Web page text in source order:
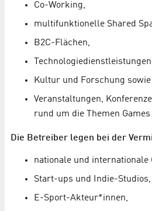
Co-Working,
multifunktionelle Shared
B2C-Flächen,
Kultur und Forschung sowie
Veranstaltungen,
rund um die Themen
Die Betreiber legen bei der
nationale und internationale
Start-ups und Indie-Studios,
E-Sport-Akteur*innen,